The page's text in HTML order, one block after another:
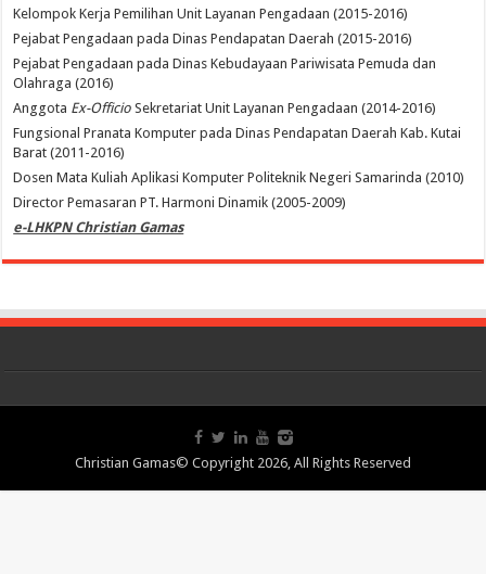
Kelompok Kerja Pemilihan Unit Layanan Pengadaan (2015-2016)
Pejabat Pengadaan pada Dinas Pendapatan Daerah (2015-2016)
Pejabat Pengadaan pada Dinas Kebudayaan Pariwisata Pemuda dan
Olahraga (2016)
Anggota Ex-Officio Sekretariat Unit Layanan Pengadaan (2014-2016)
Fungsional Pranata Komputer pada Dinas Pendapatan Daerah Kab. Kutai
Barat (2011-2016)
Dosen Mata Kuliah Aplikasi Komputer Politeknik Negeri Samarinda (2010)
Director Pemasaran PT. Harmoni Dinamik (2005-2009)
e-LHKPN Christian Gamas
Christian Gamas© Copyright 2026, All Rights Reserved